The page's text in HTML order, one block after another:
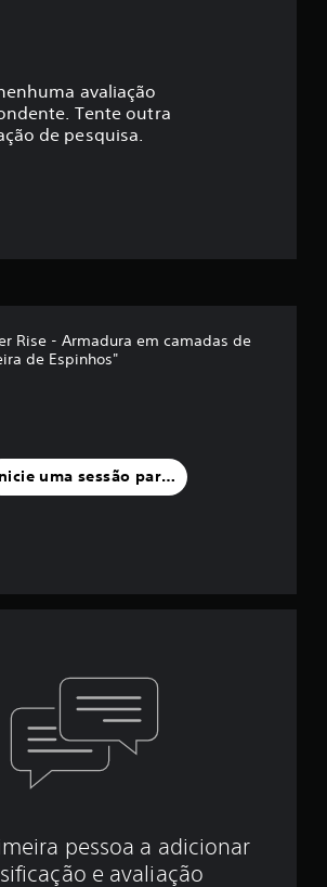
avaliação
Tente outra
de pesquisa.
Rise - Armadura em camadas de
de Espinhos"
uma sessão para classificar
pessoa a adicionar
e avaliação